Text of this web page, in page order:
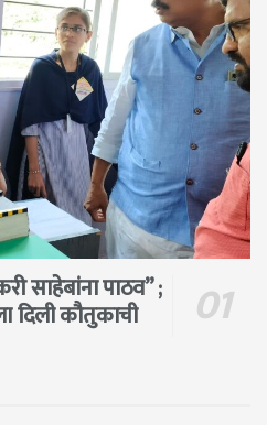
साहेबांना पाठव” ;
दिली कौतुकाची